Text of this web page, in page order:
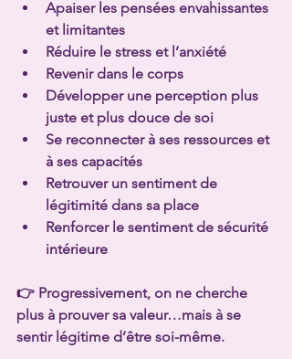
Apaiser les pensées envahissantes
et limitantes
Réduire le stress et l’anxiété
Revenir dans le corps
Développer une perception plus
juste et plus douce de soi
Se reconnecter à ses ressources et
à ses capacités
Retrouver un sentiment de
légitimité dans sa place
Renforcer le sentiment de sécurité
intérieure
👉 Progressivement, on ne cherche
plus à prouver sa valeur…mais à se
sentir légitime d’être soi-même.